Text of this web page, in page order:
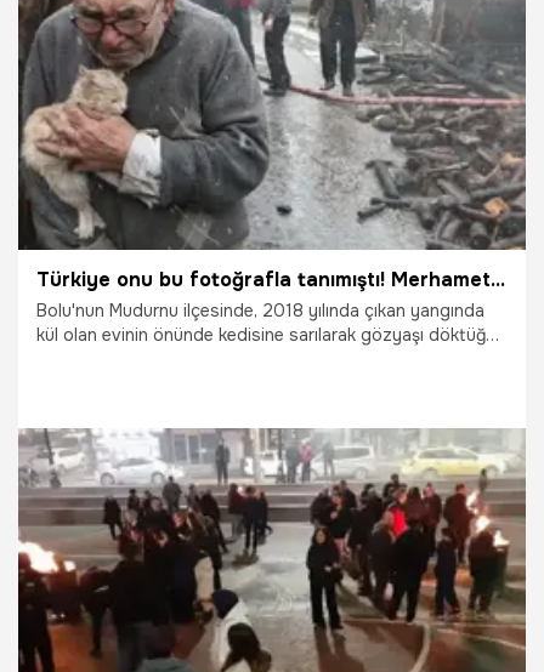
30.01.2026 Gündem
Türkiye onu bu fotoğrafla tanımıştı! Merhametiyle gözleri dolduran Ali Meşe hayatını kaybetti
Bolu'nun Mudurnu ilçesinde, 2018 yılında çıkan yangında
kül olan evinin önünde kedisine sarılarak gözyaşı döktüğü
26.01.2026 Gündem